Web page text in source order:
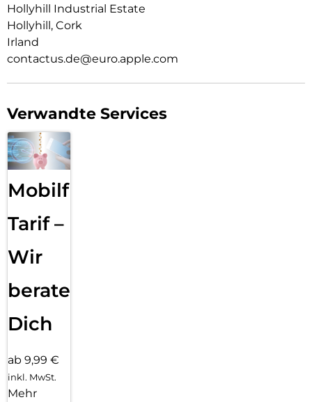
Hollyhill Industrial Estate
Hollyhill, Cork
Irland
contactus.de@euro.apple.com
Verwandte Services
Mobilfunk
Tarif –
Wir
beraten
Dich
ab 9,99 €
inkl. MwSt.
Mehr